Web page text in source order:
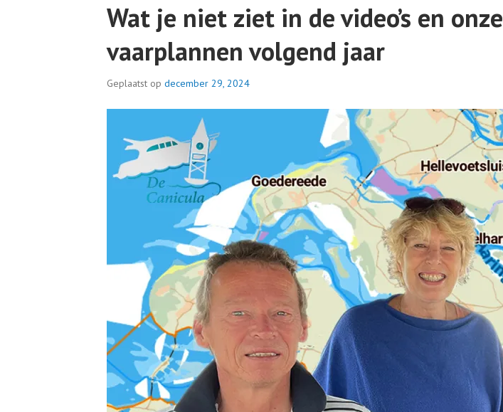
Wat je niet ziet in de video’s en onze
vaarplannen volgend jaar
Geplaatst op december 29, 2024